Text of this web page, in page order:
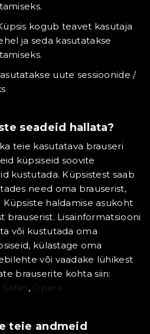
kogub teavet kasutaja
ja seda kasutatakse
uute sessioonide /
seadeid hallata?
teie kasutatava brauseri
küpsiseid soovite
kustutada. Küpsistest saab
need oma brauserist,
haldamise asukoht
brauserist. Lisainformatsiooni
või kustutada oma
külastage oma
või vaadake lühikest
brauserite kohta siin:
Safari, Opera
teie andmeid